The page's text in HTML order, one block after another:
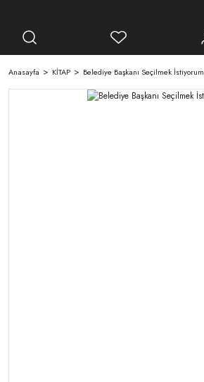
Anasayfa KİTAP Belediye Başkanı Seçilmek İstiyorum